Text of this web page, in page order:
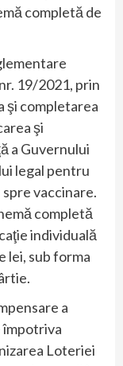
completă de
19/2021, prin
şi completarea
şi
a Guvernului
legal pentru
vaccinare.
completă
individuală
lei, sub forma
a
împotriva
Loteriei